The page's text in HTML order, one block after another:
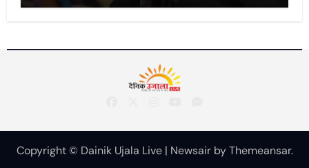
Copyright © Dainik Ujala Live | NewsairbyThemeansar.